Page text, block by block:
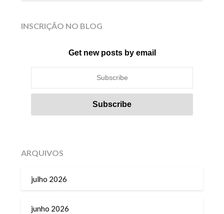
INSCRIÇÃO NO BLOG
Get new posts by email
ARQUIVOS
julho 2026
junho 2026